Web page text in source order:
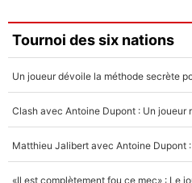
Faris Moumbagna
4%
Un autre joueur
5%
Tournoi des six nations